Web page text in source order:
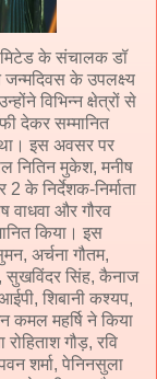
के संचालक डॉ
के उपलक्ष्य
विभिन्न क्षेत्रों से
देकर सम्मानित
इस अवसर पर
नितिन मुकेश, मनीष
के निर्देशक-निर्माता
वाधवा और गौरव
किया। इस
अर्चना गौतम,
सुखविंदर सिंह, कैनाज
शिबानी कश्यप,
कमल महर्षि ने किया
गौड़, रवि
शर्मा, पेनिनसुला